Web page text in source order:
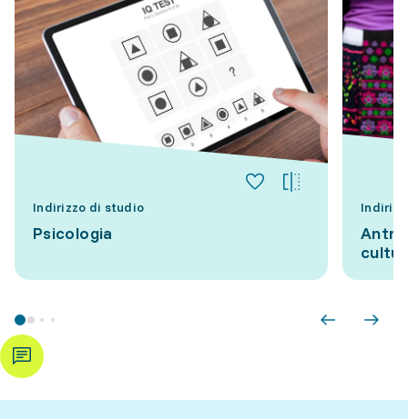
Indirizzo di studio
Psicologia